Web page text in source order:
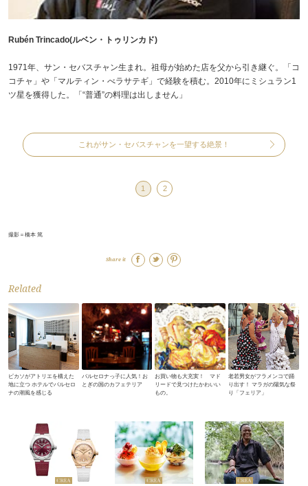
Rubén Trincado(ルベン・トゥリンカド)
1971年、サン・セバスチャン生まれ。祖母が始めた店を父から引き継ぐ。「コ
コチャ」や「マルティン・べラサテギ」で経験を積む。2010年にミシュラン1
ツ星を獲得した。「“普通”の料理は出しません」
これがサン・セバスチャンを一望する絶景！
1 2
撮影＝橋本 篤
Share it
Related
ピカソがアトリエを構えた
地に立つ ホテルでバルセロ
ナの潮風を感じる
バルセロナっ子に人気！お
とぎの国のカフェテリア
お買い物も大充実！ マド
リードで見つけたかわいい
もの。
老若男女がフラメンコで踊
り出す！ マラガの陽気な祭
り「フェリア」